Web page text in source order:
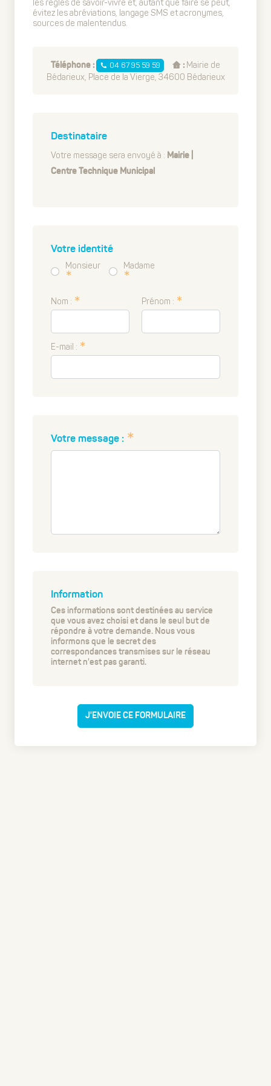
les règles de savoir-vivre et, autant que faire se peut,
évitez les abréviations, langage SMS et acronymes,
sources de malentendus.
Téléphone : 04 67 95 59 59 : Mairie de
Bédarieux, Place de la Vierge, 34600 Bédarieux
Destinataire
Votre message sera envoyé à : Mairie |
Centre Technique Municipal
Votre identité
Monsieur
Madame
Nom : Prénom :
E-mail :
Votre message :
Information
Ces informations sont destinées au service
que vous avez choisi et dans le seul but de
répondre à votre demande. Nous vous
informons que le secret des
correspondances transmises sur le réseau
internet n'est pas garanti.